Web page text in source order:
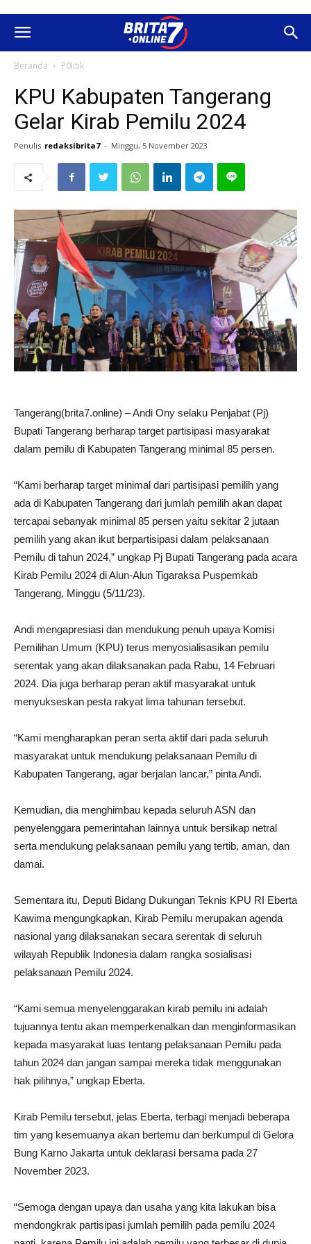
Beranda P0litik
KPU Kabupaten Tangerang
Gelar Kirab Pemilu 2024
Penulis redaksibrita7 - Minggu, 5 November 2023
Tangerang(brita7.online) – Andi Ony selaku Penjabat (Pj)
Bupati Tangerang berharap target partisipasi masyarakat
dalam pemilu di Kabupaten Tangerang minimal 85 persen.
“Kami berharap target minimal dari partisipasi pemilih yang
ada di Kabupaten Tangerang dari jumlah pemilih akan dapat
tercapai sebanyak minimal 85 persen yaitu sekitar 2 jutaan
pemilih yang akan ikut berpartisipasi dalam pelaksanaan
Pemilu di tahun 2024,” ungkap Pj Bupati Tangerang pada acara
Kirab Pemilu 2024 di Alun-Alun Tigaraksa Puspemkab
Tangerang, Minggu (5/11/23).
Andi mengapresiasi dan mendukung penuh upaya Komisi
Pemilihan Umum (KPU) terus menyosialisasikan pemilu
serentak yang akan dilaksanakan pada Rabu, 14 Februari
2024. Dia juga berharap peran aktif masyarakat untuk
menyukseskan pesta rakyat lima tahunan tersebut.
“Kami mengharapkan peran serta aktif dari pada seluruh
masyarakat untuk mendukung pelaksanaan Pemilu di
Kabupaten Tangerang, agar berjalan lancar,” pinta Andi.
Kemudian, dia menghimbau kepada seluruh ASN dan
penyelenggara pemerintahan lainnya untuk bersikap netral
serta mendukung pelaksanaan pemilu yang tertib, aman, dan
damai.
Sementara itu, Deputi Bidang Dukungan Teknis KPU RI Eberta
Kawima mengungkapkan, Kirab Pemilu merupakan agenda
nasional yang dilaksanakan secara serentak di seluruh
wilayah Republik Indonesia dalam rangka sosialisasi
pelaksanaan Pemilu 2024.
“Kami semua menyelenggarakan kirab pemilu ini adalah
tujuannya tentu akan memperkenalkan dan menginformasikan
kepada masyarakat luas tentang pelaksanaan Pemilu pada
tahun 2024 dan jangan sampai mereka tidak menggunakan
hak pilihnya,” ungkap Eberta.
Kirab Pemilu tersebut, jelas Eberta, terbagi menjadi beberapa
tim yang kesemuanya akan bertemu dan berkumpul di Gelora
Bung Karno Jakarta untuk deklarasi bersama pada 27
November 2023.
“Semoga dengan upaya dan usaha yang kita lakukan bisa
mendongkrak partisipasi jumlah pemilih pada pemilu 2024